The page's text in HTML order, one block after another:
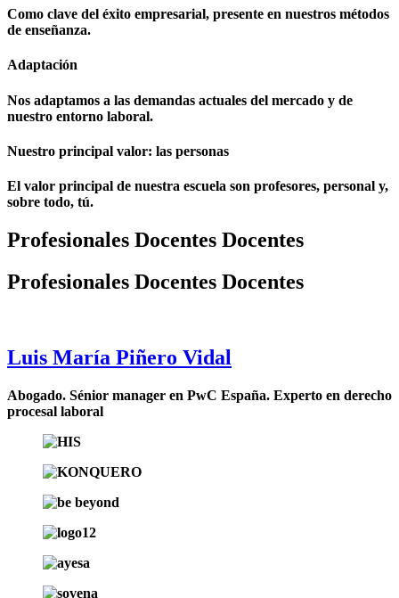
Como clave del éxito empresarial, presente en nuestros métodos
de enseñanza.
Adaptación
Nos adaptamos a las demandas actuales del mercado y de
nuestro entorno laboral.
Nuestro principal valor: las personas
El valor principal de nuestra escuela son profesores, personal y,
sobre todo, tú.
Profesionales Docentes Docentes
Profesionales Docentes Docentes
Luis María Piñero Vidal
Abogado. Sénior manager en PwC España. Experto en derecho
procesal laboral